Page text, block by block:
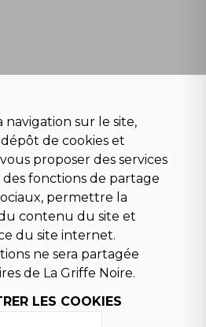
de vente
sur le site,
de cookies et
proposer des services
fonctions de partage
permettre la
contenu du site et
du site internet.
ne sera partagée
de La Griffe Noire.
LES COOKIES